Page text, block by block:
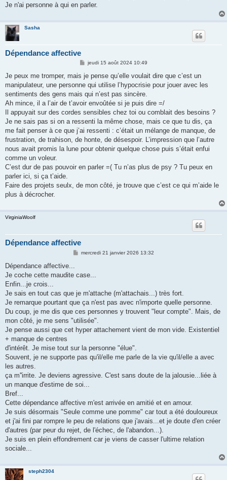
Je n'ai personne à qui en parler.
Sasha
Dépendance affective
M
s
a
g
e
jeudi 15 août 2024 10:49
Je peux me tromper, mais je pense qu’elle voulait dire que c’est un
manipulateur, une personne qui utilise l’hypocrisie pour jouer avec les
sentiments des gens mais qui n’est pas sincère.
Ah mince, il a l’air de t’avoir envoûtée si je puis dire =/
Il appuyait sur des cordes sensibles chez toi ou comblait des besoins ?
Je ne sais pas si on a ressenti la même chose, mais ce que tu dis, ça
me fait penser à ce que j’ai ressenti : c’était un mélange de manque, de
frustration, de trahison, de honte, de désespoir. L’impression que l’autre
nous avait promis la lune pour obtenir quelque chose puis s’était enfui
comme un voleur.
C’est dur de pas pouvoir en parler =( Tu n’as plus de psy ? Tu peux en
parler ici, si ça t’aide.
Faire des projets seulx, de mon côté, je trouve que c’est ce qui m’aide le
plus à décrocher.
VirginiaWoolf
Dépendance affective
M
a
mercredi 21 janvier 2026 13:32
Dépendance affective...
Je coche cette maudite case...
Enfin...je crois...
Je sais en tout cas que je m'attache (m'attachais...) très fort.
Je remarque pourtant que ça n'est pas avec n'importe quelle personne.
Du coup, je me dis que ces personnes y trouvent "leur compte". Mais, de
mon côté, je me sens "utilisée".
Je pense aussi que cet hyper attachement vient de mon vide. Existentiel
+ manque de centres
d'intérêt. Je mise tout sur la personne "élue".
Souvent, je ne supporte pas qu'il/elle me parle de la vie qu'il/elle a avec
les autres.
ça m''irrite. Je deviens agressive. C'est sans doute de la jalousie...liée à
un manque d'estime de soi...
Bref...
Cette dépendance affective m'est arrivée en amitié et en amour.
Je suis désormais "Seule comme une pomme" car tout a été douloureux
et j'ai fini par rompre le peu de relations que j'avais...et je doute d'en créer
d'autres (par peur du rejet, de l'échec, de l'abandon...).
Je suis en plein effondrement car je viens de casser l'ultime relation
sociale...
steph2304